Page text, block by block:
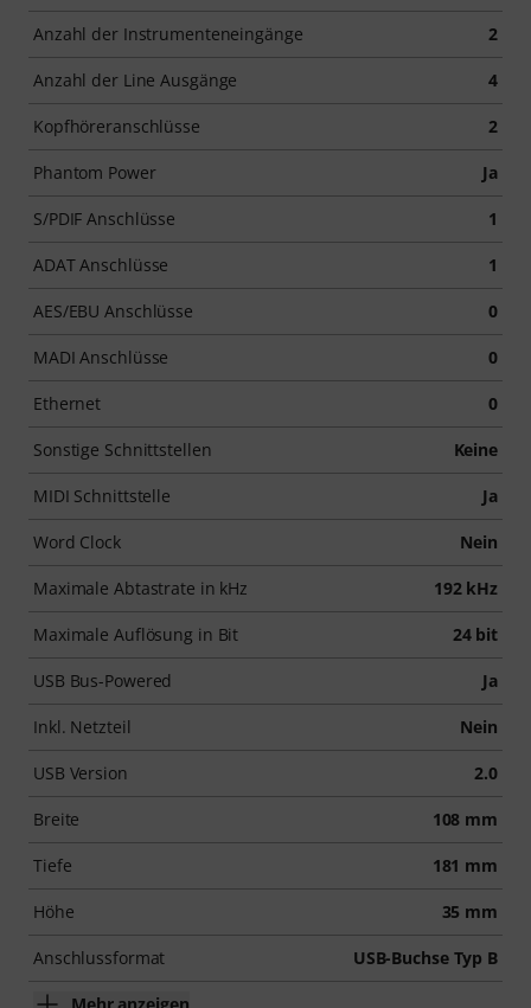
Anzahl der Instrumenteneingänge 2
Anzahl der Line Ausgänge 4
Kopfhöreranschlüsse 2
Phantom Power Ja
S/PDIF Anschlüsse 1
ADAT Anschlüsse 1
AES/EBU Anschlüsse 0
MADI Anschlüsse 0
Ethernet 0
Sonstige Schnittstellen Keine
MIDI Schnittstelle Ja
Word Clock Nein
Maximale Abtastrate in kHz 192 kHz
Maximale Auflösung in Bit 24 bit
USB Bus-Powered Ja
Inkl. Netzteil Nein
USB Version 2.0
Breite 108 mm
Tiefe 181 mm
Höhe 35 mm
Anschlussformat USB-Buchse Typ B
Mehr anzeigen